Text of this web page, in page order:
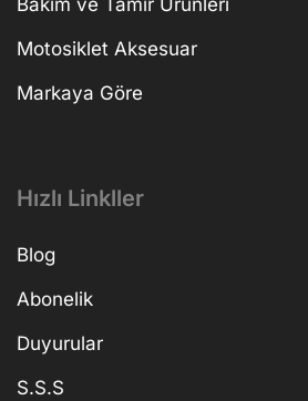
Motosiklet Aksesuar
Markaya Göre
Hızlı Linkller
Blog
Abonelik
Duyurular
S.S.S